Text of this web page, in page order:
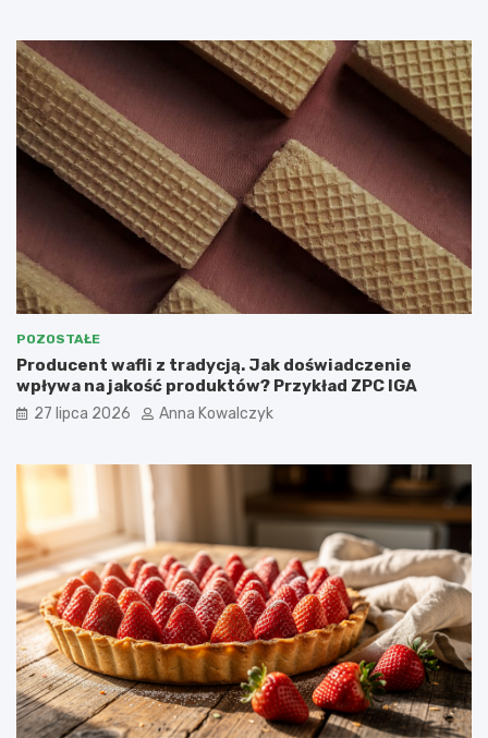
POZOSTAŁE
Producent wafli z tradycją. Jak doświadczenie
wpływa na jakość produktów? Przykład ZPC IGA
27 lipca 2026 Anna Kowalczyk